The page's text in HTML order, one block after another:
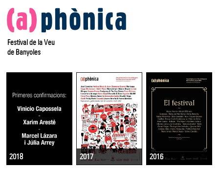
Festival de la Veu
de Banyoles
2018 2017 2016